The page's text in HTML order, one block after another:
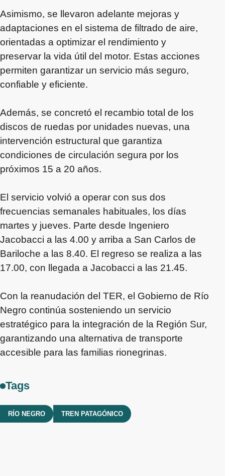
Asimismo, se llevaron adelante mejoras y
adaptaciones en el sistema de filtrado de aire,
orientadas a optimizar el rendimiento y
preservar la vida útil del motor. Estas acciones
permiten garantizar un servicio más seguro,
confiable y eficiente.
Además, se concretó el recambio total de los
discos de ruedas por unidades nuevas, una
intervención estructural que garantiza
condiciones de circulación segura por los
próximos 15 a 20 años.
El servicio volvió a operar con sus dos
frecuencias semanales habituales, los días
martes y jueves. Parte desde Ingeniero
Jacobacci a las 4.00 y arriba a San Carlos de
Bariloche a las 8.40. El regreso se realiza a las
17.00, con llegada a Jacobacci a las 21.45.
Con la reanudación del TER, el Gobierno de Río
Negro continúa sosteniendo un servicio
estratégico para la integración de la Región Sur,
garantizando una alternativa de transporte
accesible para las familias rionegrinas.
Tags
RÍO NEGRO TREN PATAGÓNICO